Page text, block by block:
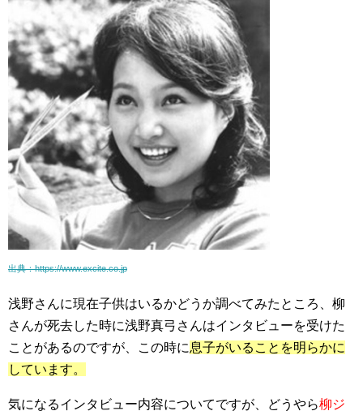
出典：https://www.excite.co.jp
浅野さんに現在子供はいるかどうか調べてみたところ、柳
さんが死去した時に浅野真弓さんはインタビューを受けた
ことがあるのですが、この時に息子がいることを明らかに
しています。
気になるインタビュー内容についてですが、どうやら柳ジ